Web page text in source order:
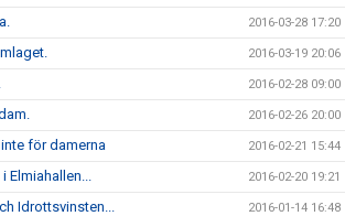
2016-03-28 17:20
2016-03-19 20:06
2016-02-28 09:00
2016-02-26 20:00
för damerna 2016-02-21 15:44
2016-02-20 19:21
Idrottsvinsten... 2016-01-14 16:48